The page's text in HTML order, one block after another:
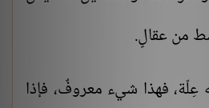
من عقالٍ.
عِلّة، فهذا شيء معروفٌ، فإذا